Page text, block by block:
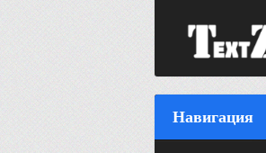
Навигация